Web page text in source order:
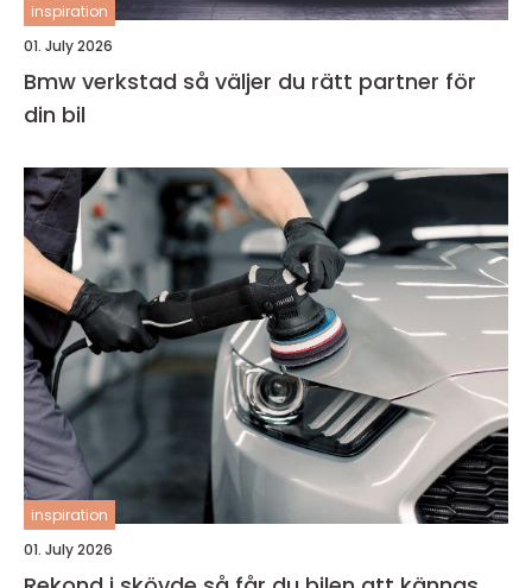
inspiration
01. July 2026
Bmw verkstad så väljer du rätt partner för
din bil
inspiration
01. July 2026